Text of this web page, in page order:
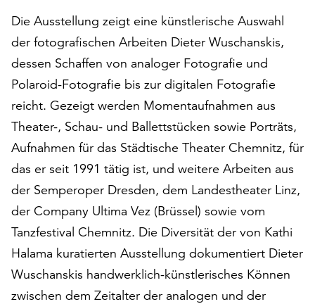
auf
„Alle
akzeptieren“,
um
alle
zu
akzeptieren.
Sie
können
Ihr
Einverständnis
jederzeit
ändern
und
widerrufen.
Dafür
steht
Die Ausstellung zeigt eine künstlerische Auswahl
der fotografischen Arbeiten Dieter Wuschanskis,
dessen Schaffen von analoger Fotografie und
Polaroid-Fotografie bis zur digitalen Fotografie
reicht. Gezeigt werden Momentaufnahmen aus
Theater-, Schau- und Ballettstücken sowie Porträts,
Aufnahmen für das Städtische Theater Chemnitz, für
das er seit 1991 tätig ist, und weitere Arbeiten aus
der Semperoper Dresden, dem Landestheater Linz,
der Company Ultima Vez (Brüssel) sowie vom
Tanzfestival Chemnitz. Die Diversität der von Kathi
Halama kuratierten Ausstellung dokumentiert Dieter
Wuschanskis handwerklich-künstlerisches Können
zwischen dem Zeitalter der analogen und der